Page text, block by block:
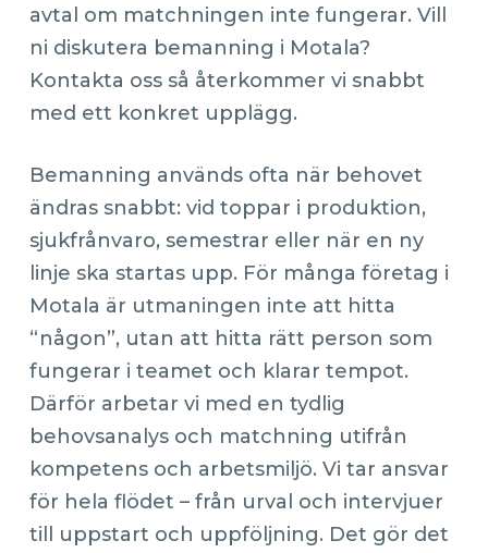
avtal om matchningen inte fungerar. Vill
ni diskutera bemanning i Motala?
Kontakta oss så återkommer vi snabbt
med ett konkret upplägg.
Bemanning används ofta när behovet
ändras snabbt: vid toppar i produktion,
sjukfrånvaro, semestrar eller när en ny
linje ska startas upp. För många företag i
Motala är utmaningen inte att hitta
“någon”, utan att hitta rätt person som
fungerar i teamet och klarar tempot.
Därför arbetar vi med en tydlig
behovsanalys och matchning utifrån
kompetens och arbetsmiljö. Vi tar ansvar
för hela flödet – från urval och intervjuer
till uppstart och uppföljning. Det gör det